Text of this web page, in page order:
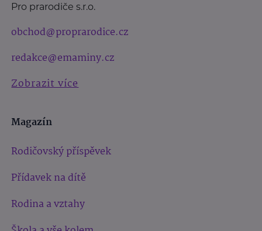
Pro prarodiče s.r.o.
obchod@proprarodice.cz
redakce@emaminy.cz
Zobrazit více
Magazín
Rodičovský příspěvek
Přídavek na dítě
Rodina a vztahy